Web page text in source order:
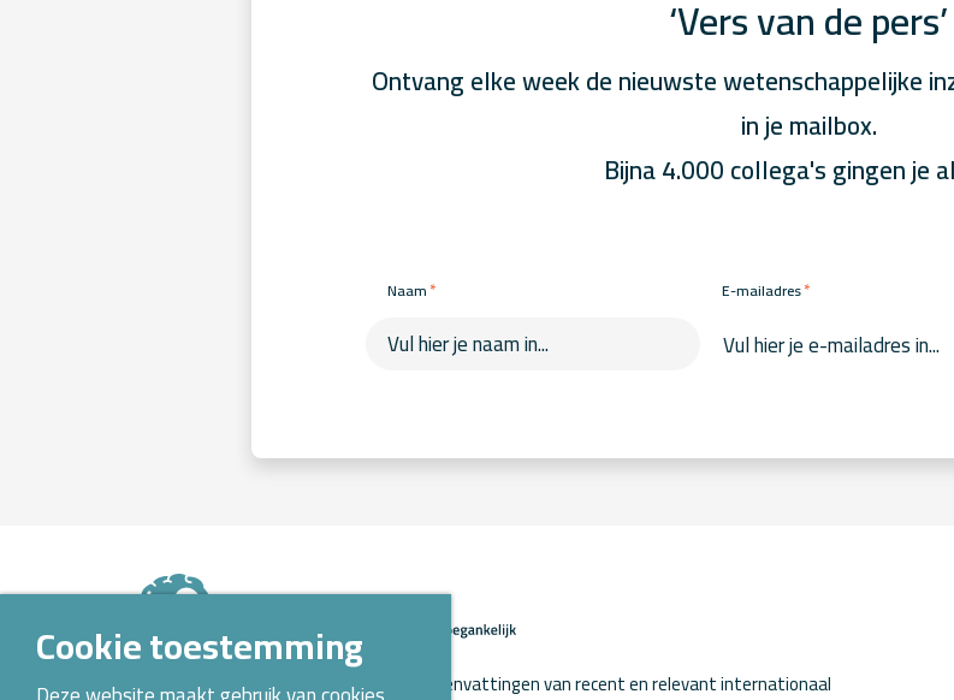
‘Vers van de pers’
Ontvang elke week de nieuwste wetenschappelijke
in je mailbox.
Bijna 4.000 collega's gingen je
Naam* E-mailadres*
Op Kennispoort Verloskunde vind je samenvattingen van recent en relevant internationaal
Cookie toestemming